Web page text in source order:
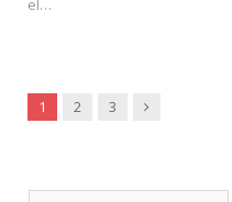
el…
1 2 3 Siguiente